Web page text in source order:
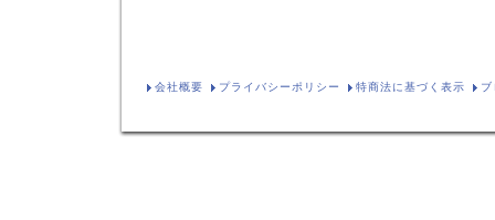
会社概要 プライバシーポリシー 特商法に基づく表示